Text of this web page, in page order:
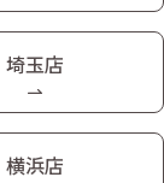
埼玉店
横浜店